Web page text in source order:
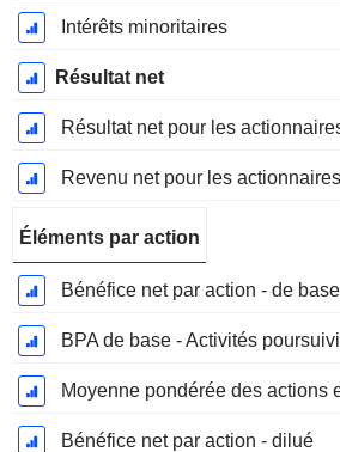
Intérêts minoritaires
Résultat net
Éléments par action
Bénéfice net par action - de base
BPA de base - Activités
Moyenne pondérée des actions
Bénéfice net par action - dilué